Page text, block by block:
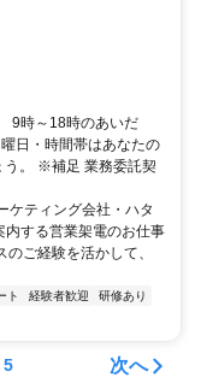
9時～18時のあいだ
日・時間帯はあなたの
う。 ※補足 業務委託契
ケティング会社・ハタ
内する営業架電のお仕事
ご経験を活かして、
ト 経験者歓迎
研修あり
5 次へ